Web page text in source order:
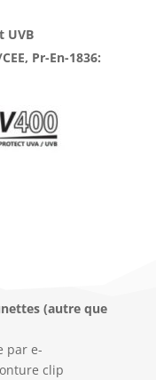
UVB
Pr-En-1836:
(autre que
par e-
clip